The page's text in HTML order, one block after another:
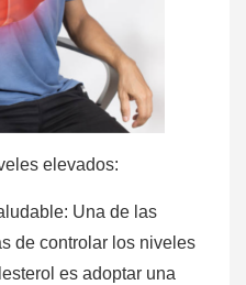
elevados:
Una de las
de controlar los niveles
es adoptar una